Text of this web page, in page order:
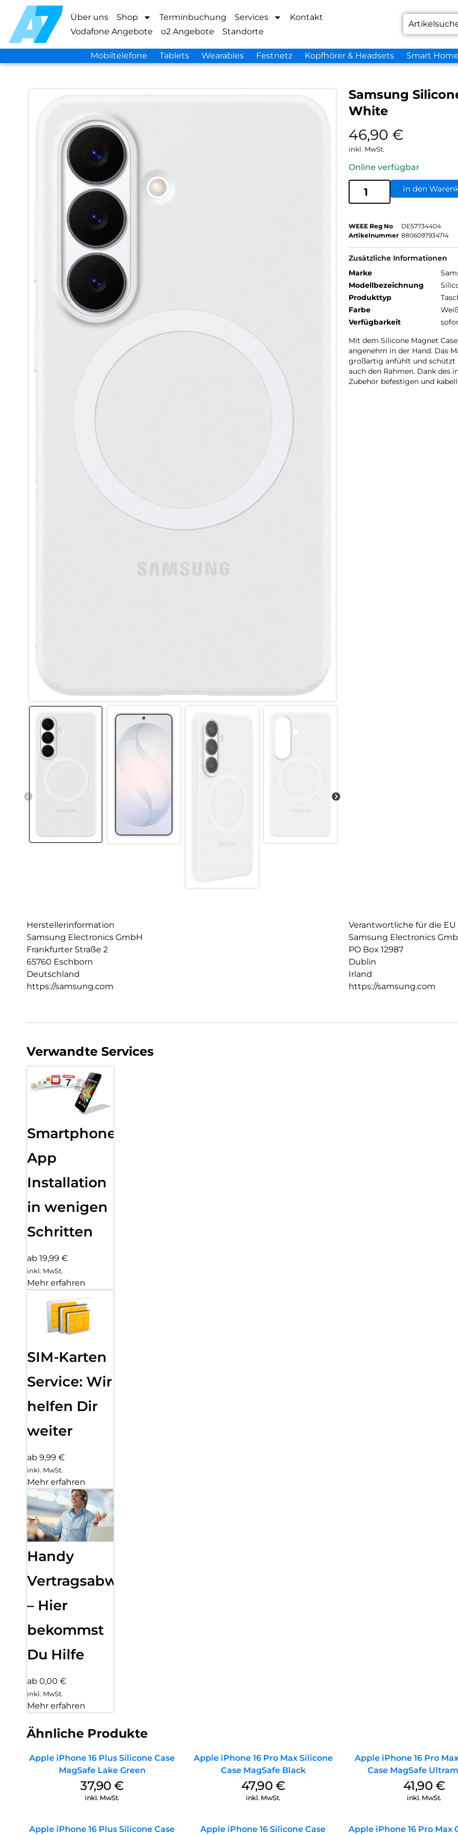
Über uns Shop Terminbuchung Services
Kontakt
Vodafone Angebote
o2 Angebote Standorte
Mobiltelefone Tablets Wearables Festnetz Kopfhörer & Headsets Smart
Samsung
White
46,90 €
inkl. MwSt.
Online verfügbar
In den
WEEE Reg No
DE57734404
Artikelnummer 8806097934714
Zusätzliche Informationen
Marke
Modellbezeichnung
Produkttyp
Farbe
Verfügbarkeit
Mit dem Silicone Magnet
angenehm in der Hand. Das
großartig anfühlt und schützt
auch den Rahmen. Dank des
Zubehör befestigen und
Herstellerinformation
Samsung Electronics GmbH
Frankfurter Straße 2
65760 Eschborn
Deutschland
https://samsung.com
Verantwortliche für die EU
Samsung Electronics
PO Box 12987
Dublin
Irland
https://samsung.com
Verwandte Services
Smartphone
App
Installation
in wenigen
Schritten
ab 19,99 €
inkl. MwSt.
Mehr erfahren
SIM-Karten
Service: Wir
helfen Dir
weiter
ab 9,99 €
inkl. MwSt.
Mehr erfahren
Handy
Vertragsabwicklung
– Hier
bekommst
Du Hilfe
ab 0,00 €
inkl. MwSt.
Mehr erfahren
Ähnliche Produkte
Apple iPhone 16 Plus Silicone Case
MagSafe Lake Green
37,90€
inkl. MwSt.
Apple iPhone 16 Pro Max Silicone
Case MagSafe Black
47,90 €
inkl. MwSt.
Apple iPhone 16 Pro
Case MagSafe
41,90 €
inkl. MwSt.
Apple iPhone 16 Plus Silicone Case Apple iPhone 16 Silicone Case Apple iPhone 16 Pro Max